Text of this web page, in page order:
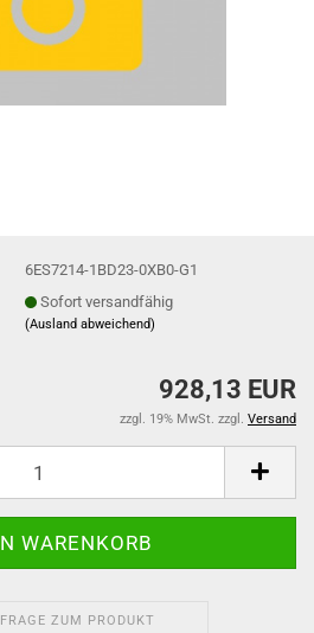
6ES7214-1BD23-0XB0-G1
Sofort versandfähig
(Ausland abweichend)
928,13 EUR
zzgl. 19% MwSt. zzgl. Versand
FRAGE ZUM PRODUKT